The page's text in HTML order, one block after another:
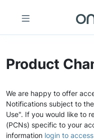
Product
We are happy to offer
Notifications subject to
Use". If you would like to
(PCNs) specific to your
information login to